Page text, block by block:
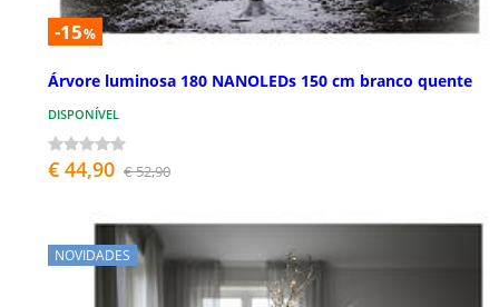
-15%
Árvore luminosa 180 NANOLEDs 150 cm branco quente
DISPONÍVEL
€ 44,90 € 52,90
NOVIDADES